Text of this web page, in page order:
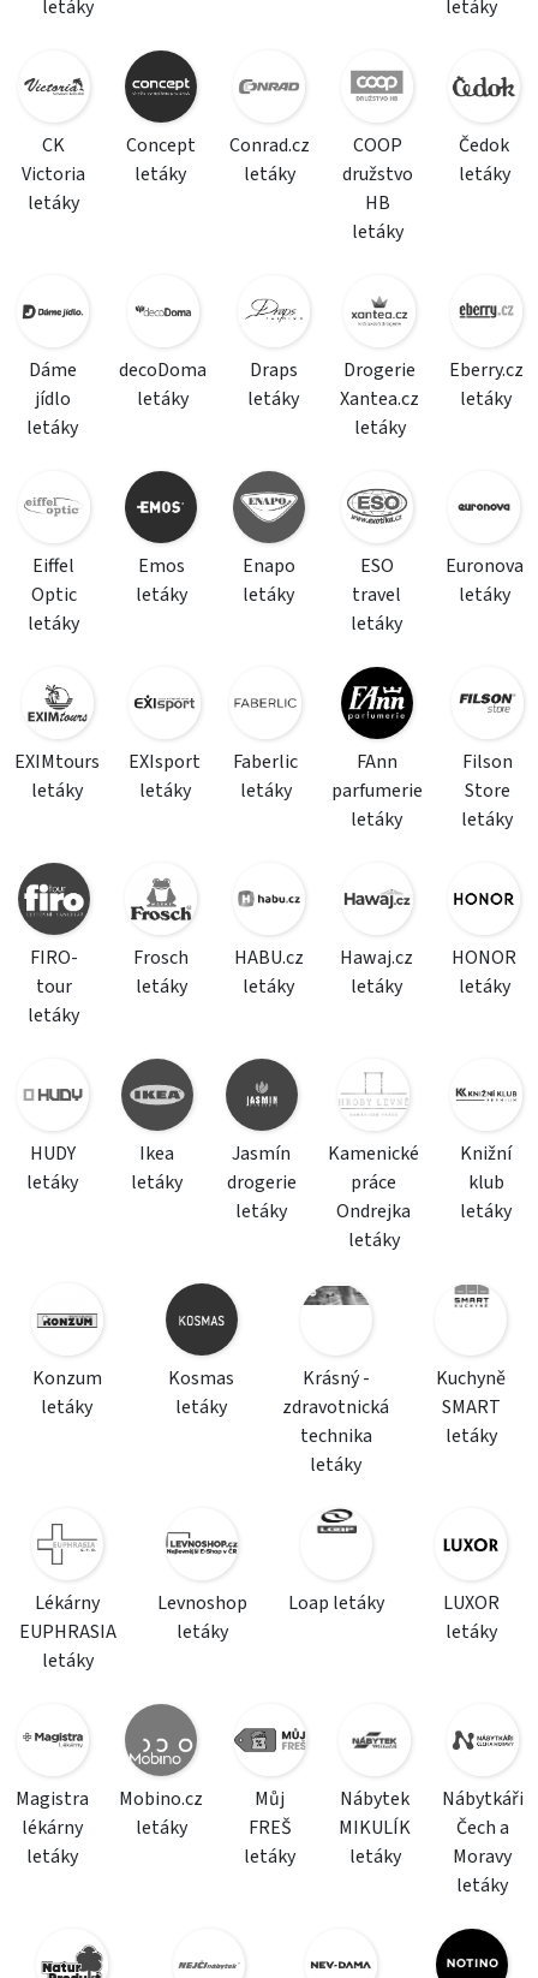
letáky letáky
CK
Victoria
letáky
Concept
letáky
Conrad.cz
letáky
COOP
družstvo
HB
letáky
Čedok
letáky
Dáme
jídlo
letáky
decoDoma
letáky
Draps
letáky
Drogerie
Xantea.cz
letáky
Eberry.cz
letáky
Eiffel
Optic
letáky
Emos
letáky
Enapo
letáky
ESO
travel
letáky
Euronova
letáky
EXIMtours
letáky
EXIsport
letáky
Faberlic
letáky
FAnn
parfumerie
letáky
Filson
Store
letáky
FIRO-
tour
letáky
Frosch
letáky
HABU.cz
letáky
Hawaj.cz
letáky
HONOR
letáky
HUDY
letáky
Ikea
letáky
Jasmín
drogerie
letáky
Kamenické
práce
Ondrejka
letáky
Knižní
klub
letáky
Konzum
letáky
Kosmas
letáky
Krásný -
zdravotnická
technika
letáky
Kuchyně
SMART
letáky
Lékárny
EUPHRASIA
letáky
Levnoshop
letáky
Loap letáky
LUXOR
letáky
Magistra
lékárny
letáky
Mobino.cz
letáky
Můj
FREŠ
letáky
Nábytek
MIKULÍK
letáky
Nábytkáři
Čech a
Moravy
letáky